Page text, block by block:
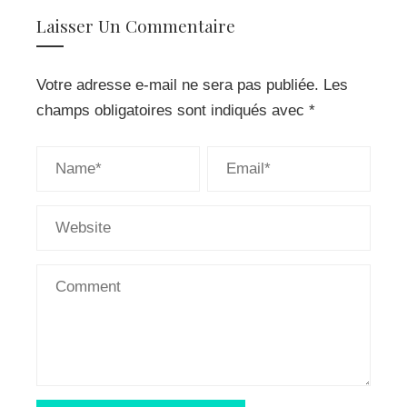
Laisser Un Commentaire
Votre adresse e-mail ne sera pas publiée. Les
champs obligatoires sont indiqués avec *